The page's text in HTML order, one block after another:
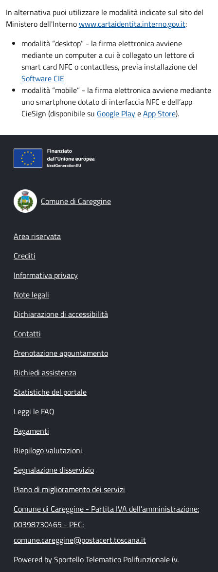
In alternativa puoi utilizzare le modalità indicate sul sito del
Ministero dell'Internowww.cartaidentita.interno.gov.it:
modalità “desktop” - la firma elettronica avviene
mediante un computer a cui è collegato un lettore di
smart card NFC o contactless, previa installazione del
Software CIE
modalità “mobile” - la firma elettronica avviene mediante
uno smartphone dotato di interfaccia NFC e dell’app
CieSign (disponibile su Google PlayeApp Store).
Comune di Careggine
Footer menu
Area riservata
Crediti
Informativa privacy
Note legali
Dichiarazione di accessibilità
Contatti
Prenotazione appuntamento
Richiedi assistenza
Statistiche del portale
Leggi le FAQ
Pagamenti
Riepilogo valutazioni
Segnalazione disservizio
Piano di miglioramento dei servizi
Comune di Careggine - Partita IVA dell'amministrazione:
00398730465 - PEC:
comune.careggine@postacert.toscana.it
Powered by Sportello Telematico Polifunzionale (v.